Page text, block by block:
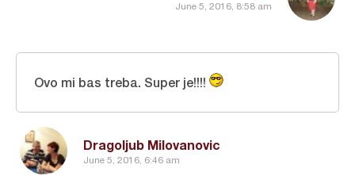
June 5, 2016, 8:58 am
Dragoljub Milovanovic
June 5, 2016, 6:46 am
Ovo mi bas treba. Super je!!!!